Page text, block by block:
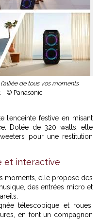
de tous vos moments
- © Panasonic
l’enceinte festive en misant
Dotée de 320 watts, elle
pour une restitution
et interactive
moments, elle propose des
des entrées micro et
télescopique et roues,
en font un compagnon